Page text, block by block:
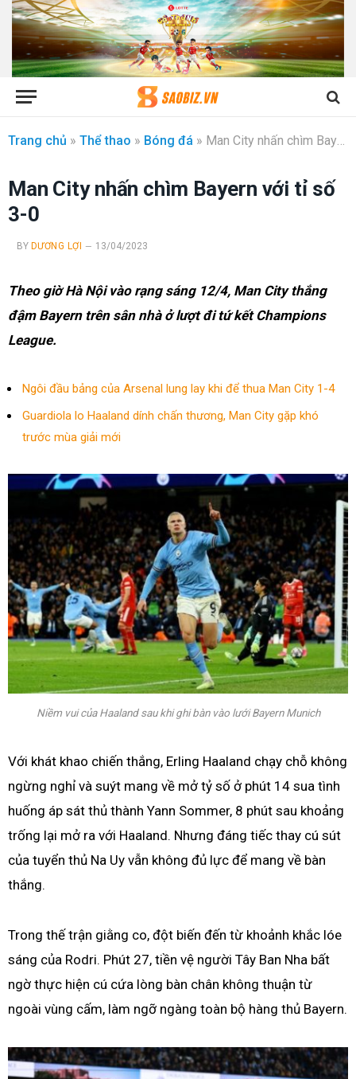
Trang chủ » Thể thao » Bóng đá » Man City nhấn chìm Bayern với tỉ số 3-0
Man City nhấn chìm Bayern với tỉ số
3-0
BY DƯƠNG LỢI 13/04/2023
Theo giờ Hà Nội vào rạng sáng 12/4, Man City thắng
đậm Bayern trên sân nhà ở lượt đi tứ kết Champions
League.
Ngôi đầu bảng của Arsenal lung lay khi để thua Man City 1-4
Guardiola lo Haaland dính chấn thương, Man City gặp khó
trước mùa giải mới
Niềm vui của Haaland sau khi ghi bàn vào lưới Bayern Munich
Với khát khao chiến thắng, Erling Haaland chạy chỗ không
ngừng nghỉ và suýt mang về mở tỷ số ở phút 14 sua tình
huống áp sát thủ thành Yann Sommer, 8 phút sau khoảng
trống lại mở ra với Haaland. Nhưng đáng tiếc thay cú sút
của tuyển thủ Na Uy vẫn không đủ lực để mang về bàn
thắng.
Trong thế trận giằng co, đột biến đến từ khoảnh khắc lóe
sáng của Rodri. Phút 27, tiền vệ người Tây Ban Nha bất
ngờ thực hiện cú cứa lòng bàn chân không thuận từ
ngoài vùng cấm, làm ngỡ ngàng toàn bộ hàng thủ Bayern.